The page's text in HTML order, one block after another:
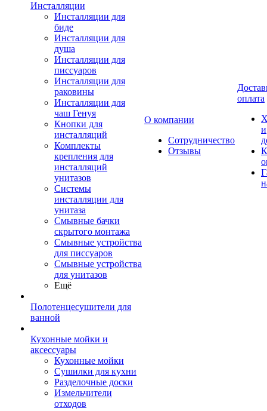
Инсталляции
Инсталляции для
биде
Инсталляции для
душа
Инсталляции для
писсуаров
Инсталляции для
раковины
Инсталляции для
чаш Генуя
Кнопки для
инсталляций
Комплекты
крепления для
инсталляций
унитазов
Системы
инсталляции для
унитаза
Смывные бачки
скрытого монтажа
Смывные устройства
для писсуаров
Смывные устройства
для унитазов
Ещё
Полотенцесушители для
ванной
Кухонные мойки и
аксессуары
Кухонные мойки
Сушилки для кухни
Разделочные доски
Измельчители
отходов
О компании
Сотрудничество
Отзывы
оплата
и